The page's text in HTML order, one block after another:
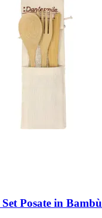
Set Posate in Bambù